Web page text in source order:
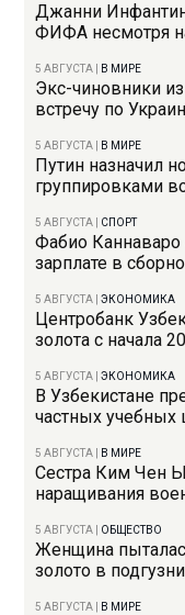
Джанни
ФИФА несмотря
5 АВГУСТА В МИРЕ
Экс-чиновники
встречу по
5 АВГУСТА В МИРЕ
Путин назначил
группировками
5 АВГУСТА СПОРТ
Фабио Каннаваро
зарплате в
5 АВГУСТА |ЭКОНОМИКА
Центробанк
золота с начала
5 АВГУСТА |ЭКОНОМИКА
В Узбекистане
частных учебных
5 АВГУСТА В МИРЕ
Сестра Ким Чен
наращивания
5 АВГУСТА ОБЩЕСТВО
Женщина
золото в
5 АВГУСТА В МИРЕ